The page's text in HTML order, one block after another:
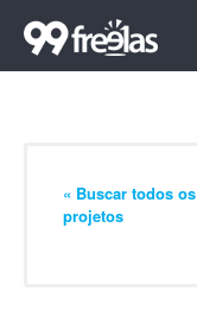
« Buscar todos os
projetos